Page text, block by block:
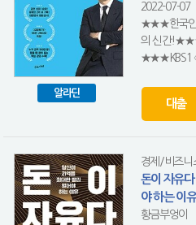
알라딘
2022-07-07
★★★한국인
의 신간
★★★KBS1 〈
대출
경제/비즈니
돈이 자유
야 하는 이유
황금부엉이